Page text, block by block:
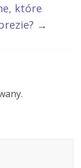
które
→